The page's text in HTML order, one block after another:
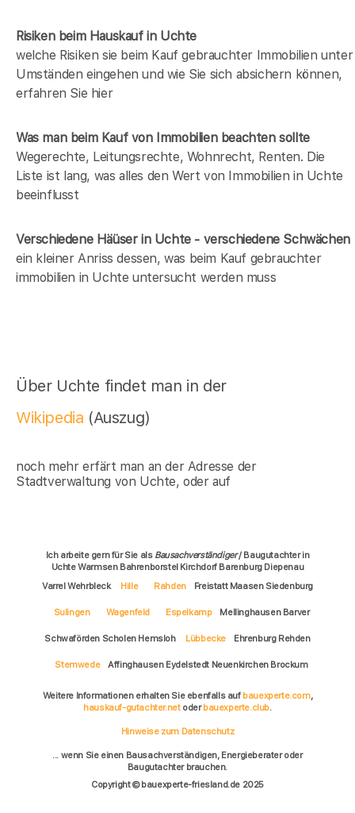
Risiken beim Hauskaufin Uchte
welche Risiken sie beim Kauf gebrauchter Immobilien unter
Umständen eingehen und wie Sie sich absichern können,
erfahren Sie hier
Was man beim Kauf von Immobilien beachten sollte
Wegerechte, Leitungsrechte, Wohnrecht, Renten. Die
Liste ist lang, was alles den Wert von Immobilien in Uchte
beeinflusst
Verschiedene Häüser in Uchte - verschiedene Schwächen
ein kleiner Anriss dessen, was beim Kauf gebrauchter
immobilien in Uchte untersucht werden muss
Über Uchte findet man in der
Wikipedia (Auszug)
noch mehr erfärt man an der Adresse der
Stadtverwaltung von Uchte, oder auf
Ich arbeite gern für Sie als Bausachverständiger/ Baugutachter in
Uchte Warmsen Bahrenborstel Kirchdorf Barenburg Diepenau
Varrel Wehrbleck
Hille Rahden Freistatt Maasen Siedenburg
Sulingen Wagenfeld Espelkamp Mellinghausen Barver
Schwaförden Scholen Hemsloh Lübbecke Ehrenburg Rehden
Stemwede Affinghausen Eydelstedt Neuenkirchen Brockum
Weitere Informationen erhalten Sie ebenfalls auf bauexperte.com,
hauskauf-gutachter.netoderbauexperte.club.
Hinweise zum Datenschutz
... wenn Sie einen Bausachverständigen, Energieberater oder
Baugutachter brauchen.
Copyright © bauexperte-friesland.de 2025